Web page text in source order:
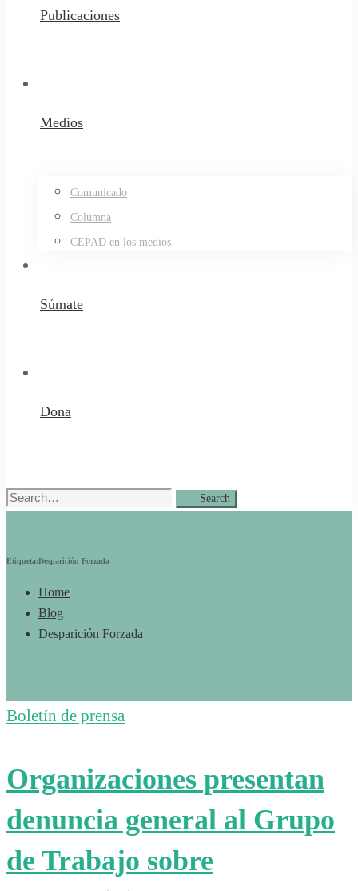
Publicaciones
Medios
Comunicado
Columna
CEPAD en los medios
Súmate
Dona
Search
Search
Etiqueta:Desparición Forzada
Home
Blog
Desparición Forzada
Boletín de prensa
Organizaciones presentan
denuncia general al Grupo
de Trabajo sobre